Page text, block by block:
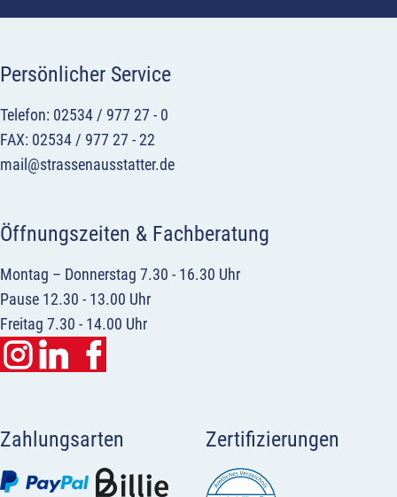
Persönlicher Service
Telefon: 02534 / 977 27 - 0
FAX: 02534 / 977 27 - 22
mail@strassenausstatter.de
Öffnungszeiten & Fachberatung
Montag – Donnerstag 7.30 - 16.30 Uhr
Pause 12.30 - 13.00 Uhr
Freitag 7.30 - 14.00 Uhr
Zahlungsarten Zertifizierungen